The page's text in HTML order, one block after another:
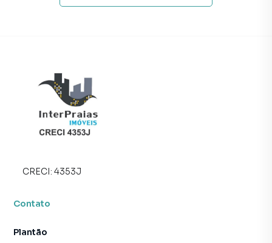
Na Interpraias Imóveis você consegue vender ou alugar
seu imóvel muito mais rápido do que em imobiliárias
tradicionais. Já vendemos e locamos diversos imóveis em
Balneário Camboriú, especialmente em Centro. Isso
porque temos uma equipe de marketing digital focada em
e tendo como consequência uma maior chance de vender
CRECI: 4353J
Contato
Plantão